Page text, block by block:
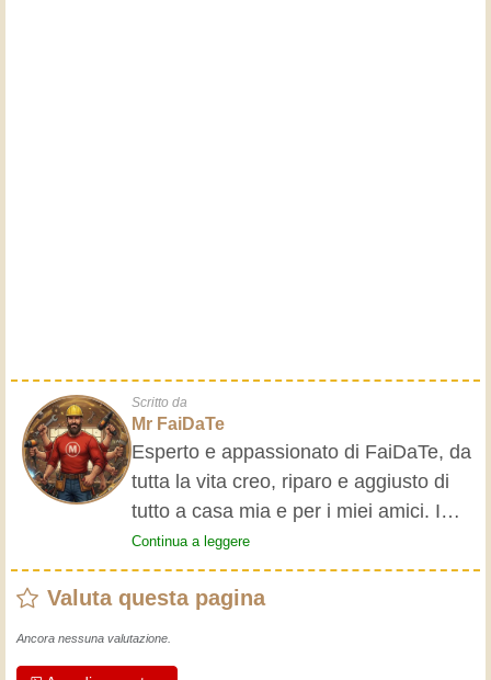
Scritto da
Mr FaiDaTe
Esperto e appassionato di FaiDaTe, da
tutta la vita creo, riparo e aggiusto di
tutto a casa mia e per i miei amici. I
nonni mi hanno insegnato i primi
rudimenti, fin da piccolo e da allora ho
fatto un sacco di esperienze.
L'esperienza insegna! Tiene attivi e
Continua a leggere
Valuta questa pagina
Ancora nessuna valutazione.